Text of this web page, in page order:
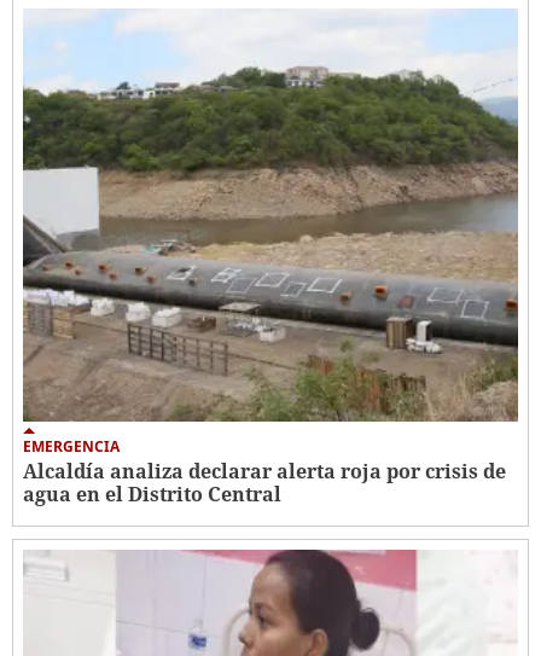
EMERGENCIA
Alcaldía analiza declarar alerta roja por crisis de
agua en el Distrito Central